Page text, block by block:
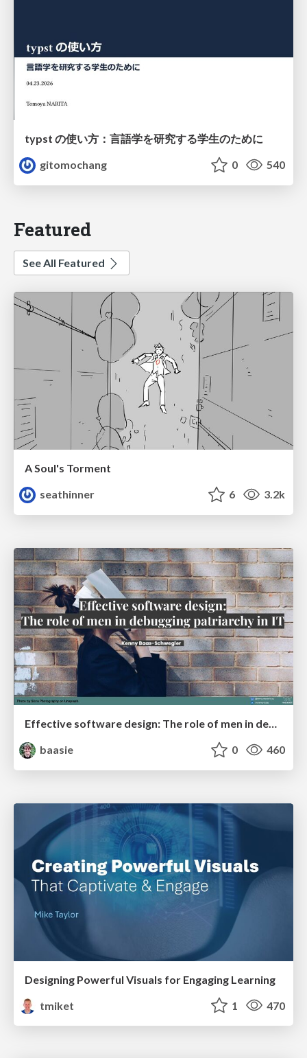
typst の使い方：言語学を研究する学生のために
gitomochang
0 540
Featured
See All Featured
A Soul's Torment
seathinner
6 3.2k
Effective software design: The role of men in debugging patriarchy in IT @ Voxxed Days AMS
baasie
0 460
Designing Powerful Visuals for Engaging Learning
tmiket
1 470